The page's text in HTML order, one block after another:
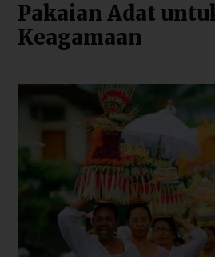
Pakaian Adat
Keagamaan